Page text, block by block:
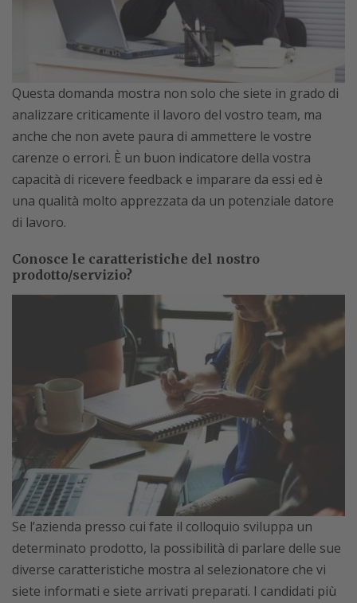
Questa domanda mostra non solo che siete in grado di
analizzare criticamente il lavoro del vostro team, ma
anche che non avete paura di ammettere le vostre
carenze o errori. È un buon indicatore della vostra
capacità di ricevere feedback e imparare da essi ed è
una qualità molto apprezzata da un potenziale datore
di lavoro.
Conosce le caratteristiche del nostro
prodotto/servizio?
Se l’azienda presso cui fate il colloquio sviluppa un
determinato prodotto, la possibilità di parlare delle sue
diverse caratteristiche mostra al selezionatore che vi
siete informati e siete arrivati preparati. I candidati più